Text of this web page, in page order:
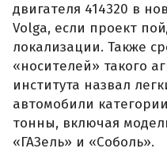
двигателя 414320 в
Volga, если проект
локализации. Также
«носителей» такого
института назвал
автомобили
тонны, включая
«ГАЗель» и «Соболь».